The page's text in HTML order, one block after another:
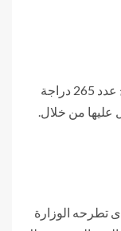
وأعلن الدكتور أشرف صبحي أنه سيتم طرح عدد 265 دراجة
عليها من خلال.
تطرحه الوزارة